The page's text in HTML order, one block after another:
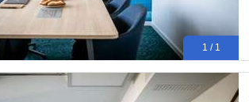
1 / 1